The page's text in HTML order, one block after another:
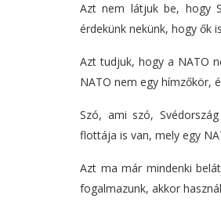
Azt nem látjuk be, hogy
érdekünk nekünk, hogy ők
Azt tudjuk, hogy a NATO
NATO nem egy hímzőkör,
Szó, ami szó,
flottája is van, mely egy
Azt ma már mindenki
fogalmazunk, akkor